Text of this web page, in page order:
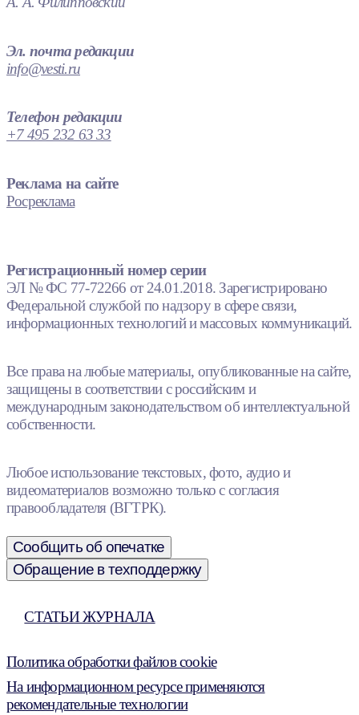
Эл. почта редакции
info@vesti.ru
Телефон редакции
+7 495 232 63 33
Реклама на сайте
Росреклама
Регистрационный номер серии
ЭЛ № ФС 77-72266 от 24.01.2018. Зарегистрировано
Федеральной службой по надзору в сфере связи,
информационных технологий и массовых коммуникаций.
Все права на любые материалы, опубликованные на сайте,
защищены в соответствии с российским и
международным законодательством об интеллектуальной
собственности.
Любое использование текстовых, фото, аудио и
видеоматериалов возможно только с согласия
правообладателя (ВГТРК).
Сообщить об опечатке
Обращение в техподдержку
СТАТЬИ ЖУРНАЛА
Политика обработки файлов cookie
На информационном ресурсе применяются
рекомендательные технологии